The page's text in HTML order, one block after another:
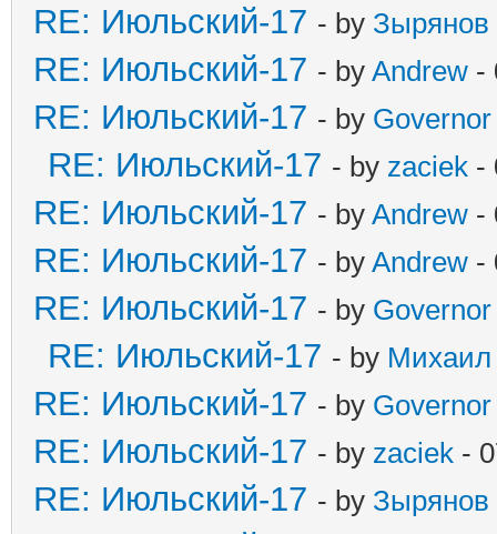
RE: Июльский-17 - by Зырянов
RE: Июльский-17 - by Andrew -
RE: Июльский-17 - by Governor
RE: Июльский-17 - by zaciek -
RE: Июльский-17 - by Andrew -
RE: Июльский-17 - by Andrew -
RE: Июльский-17 - by Governor
RE: Июльский-17 - by Михаил
RE: Июльский-17 - by Governor
RE: Июльский-17 - by zaciek -
RE: Июльский-17 - by Зырянов